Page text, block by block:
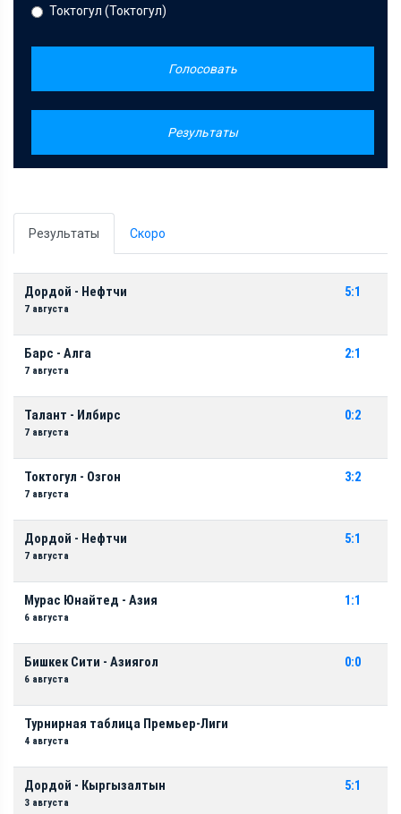
Токтогул (Токтогул)
Голосовать
Результаты
Результаты Скоро
Дордой - Нефтчи
7 августа
5:1
Барс - Алга
7 августа
2:1
Талант - Илбирс
7 августа
0:2
Токтогул - Озгон
7 августа
3:2
Дордой - Нефтчи
7 августа
5:1
Мурас Юнайтед - Азия
6 августа
1:1
Бишкек Сити - Азиягол
6 августа
0:0
Турнирная таблица Премьер-Лиги
4 августа
Дордой - Кыргызалтын
3 августа
5:1